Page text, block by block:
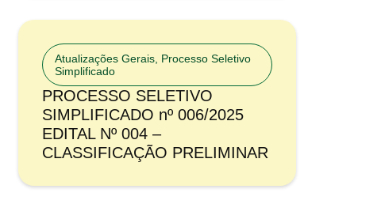
Atualizações Gerais Processo Seletivo
Simplificado
PROCESSO SELETIVO
SIMPLIFICADO nº 006/2025
EDITAL Nº 004 –
CLASSIFICAÇÃO PRELIMINAR